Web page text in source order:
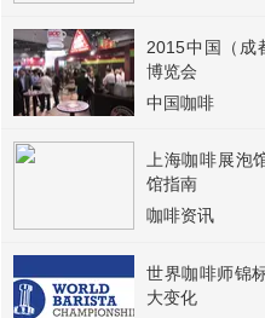
2015中国（成
博览会
中国咖啡
上海咖啡展泡
馆指南
咖啡资讯
世界咖啡师锦
大变化